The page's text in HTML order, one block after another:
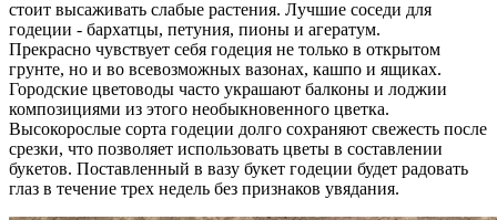
стоит высаживать слабые растения. Лучшие соседи для
годеции - бархатцы, петуния, пионы и агератум.
Прекрасно чувствует себя годеция не только в открытом
грунте, но и во всевозможных вазонах, кашпо и ящиках.
Городские цветоводы часто украшают балконы и лоджии
композициями из этого необыкновенного цветка.
Высокорослые сорта годеции долго сохраняют свежесть после
срезки, что позволяет использовать цветы в составлении
букетов. Поставленный в вазу букет годеции будет радовать
глаз в течение трех недель без признаков увядания.